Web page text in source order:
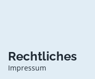
Rechtliches
Impressum